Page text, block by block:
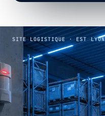
SITE LOGISTIQUE · EST